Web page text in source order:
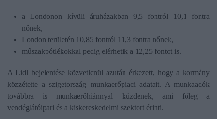
a Londonon kívüli áruházakban 9,5 fontról 10,1 fontra
nőnek,
London területén 10,85 fontról 11,3 fontra nőnek,
műszakpótlékokkal pedig elérhetik a 12,25 fontot is.
A Lidl bejelentése közvetlenül azután érkezett, hogy a kormány
közzétette a szigetország munkaerőpiaci adatait. A munkaadók
továbbra is munkaerőhiánnyal küzdenek, ami főleg a
vendéglátóipari és a kiskereskedelmi szektort érinti.